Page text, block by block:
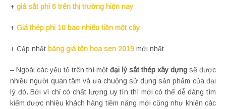
+ giá sắt phi 6 trên thị trường hiện nay
+ Giá thép phi 10 bao nhiêu tiền một cây
+ Cập nhật bảng giá tôn hoa sen 2019 mới nhất
– Ngoài các yếu tố trên thì một đại lý sắt thép xây dựng sẽ được
nhiều người quan tâm và ưa chuộng sử dụng sản phẩm của đại
lý đó. Bởi vì chỉ có chất lượng uy tín thì mới có thể dễ dàng tìm
kiếm được nhiều khách hàng tiềm năng mới cũng như khiến các